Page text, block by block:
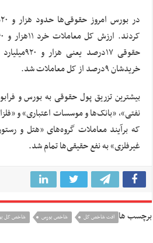
حقوقی
خریدشان ۹درصد از کل معاملات شد.
بیشترین تزریق پول حقوقی به بورس و
نفتی»، «بانک‌ها و موسسات اعتباری» و
که برآیند معاملات گروه‌های «هتل و
غیرفلزی» به نفع حقیقی‌ها تمام شد.
برچسب ها افت شاخص کل شاخص بورس شاخص کل